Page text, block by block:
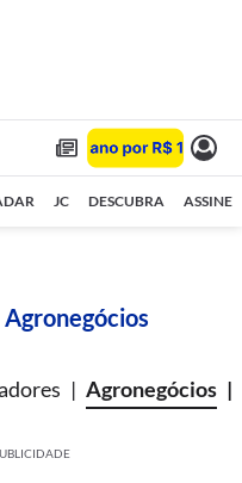
JC DESCUBRA ASSINE
Agronegócios
Agronegócios